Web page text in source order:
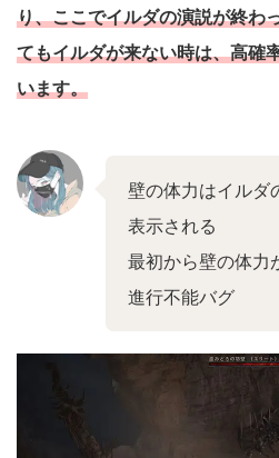
り、ここでイルダの演説が終わ
てもイルダが来ない時は、高確
います。
壁の体力はイルダ
表示される
最初から壁の体力
進行不能バグ